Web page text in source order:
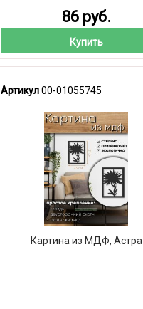
86 руб.
Купить
Артикул00-01055745
Картина из МДФ, Астра